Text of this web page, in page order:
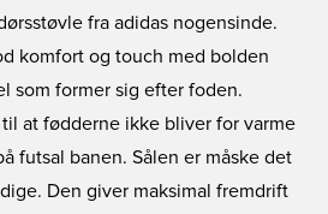
fra adidas nogensinde.
komfort og touch med bolden
som former sig efter foden.
at fødderne ikke bliver for varme
futsal banen. Sålen er måske det
Den giver maksimal fremdrift